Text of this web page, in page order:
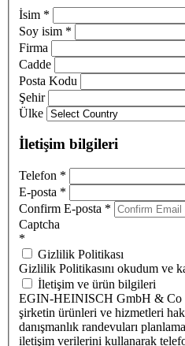
İsim *
Soy isim *
Firma
Cadde
Posta Kodu
Şehir
Ülke
İletişim bilgileri
Telefon *
E-posta *
Confirm E-posta *
Captcha
*
Gizlilik Politikası
Gizlilik Politikasını okudum ve
İletişim ve ürün bilgileri
EGIN-HEINISCH GmbH & Co
şirketin ürünleri ve hizmetleri
danışmanlık randevuları
iletişim verilerini kullanarak